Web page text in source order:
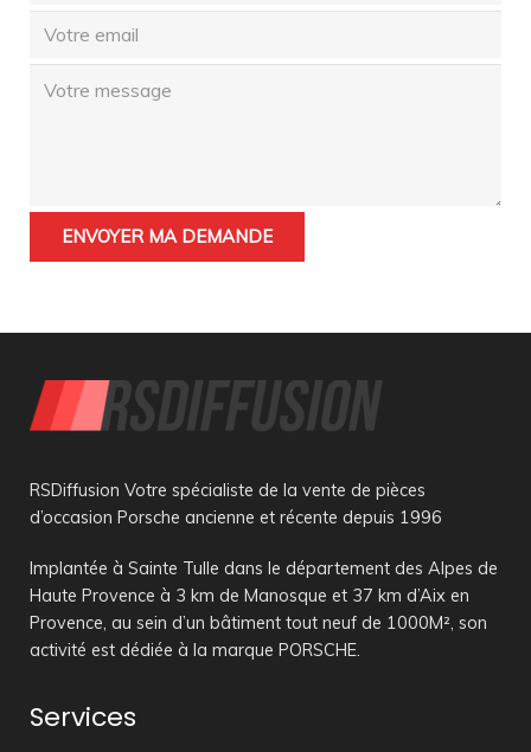
RSDiffusion Votre spécialiste de la vente de pièces
d’occasion Porsche ancienne et récente depuis 1996
Implantée à Sainte Tulle dans le département des Alpes de
Haute Provence à 3 km de Manosque et 37 km d’Aix en
Provence, au sein d’un bâtiment tout neuf de 1000M², son
activité est dédiée à la marque PORSCHE.
Services